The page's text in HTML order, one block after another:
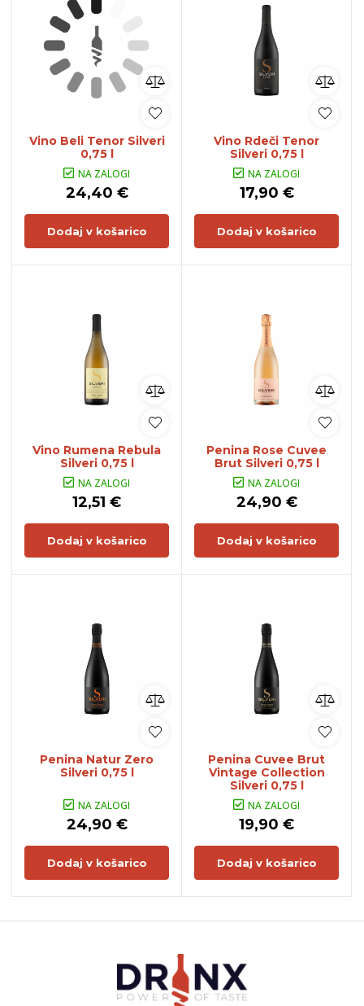
Vino Beli Tenor Silveri
0,75 l
NA ZALOGI
24,40 €
Dodaj v košarico
Vino Rdeči Tenor
Silveri 0,75 l
NA ZALOGI
17,90 €
Dodaj v košarico
Vino Rumena Rebula
Silveri 0,75 l
NA ZALOGI
12,51 €
Dodaj v košarico
Penina Rose Cuvee
Brut Silveri 0,75 l
NA ZALOGI
24,90 €
Dodaj v košarico
Penina Natur Zero
Silveri 0,75 l
NA ZALOGI
24,90 €
Dodaj v košarico
Penina Cuvee Brut
Vintage Collection
Silveri 0,75 l
NA ZALOGI
19,90 €
Dodaj v košarico